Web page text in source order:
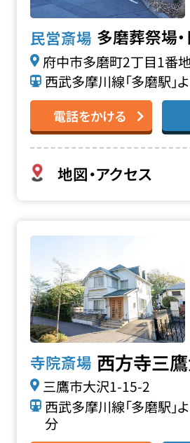
民営斎場 多磨葬祭場
府中市多磨町2丁目1番
西武多摩川線「多磨駅」
電話をかける
地図・アクセス
寺院斎場 西方寺三
三鷹市大沢1-15-2
西武多摩川線「多磨駅」
分
西方寺三鷹大沢別院の詳細へ